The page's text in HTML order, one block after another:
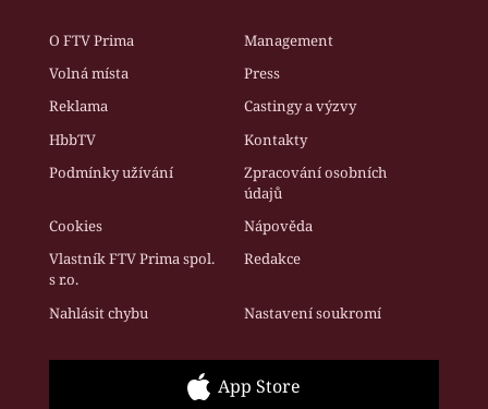
O FTV Prima
Management
Volná místa
Press
Reklama
Castingy a výzvy
HbbTV
Kontakty
Podmínky užívání
Zpracování osobních
údajů
Cookies
Nápověda
Vlastník FTV Prima spol.
s r.o.
Redakce
Nahlásit chybu Nastavení soukromí
App Store